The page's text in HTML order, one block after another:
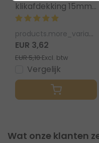
klikafdekking 15mm
x 6mm - 301ALU
products.more_variants_available
EUR 3,62
EUR 5,10Excl. btw
Vergelijk
Wat onze klanten